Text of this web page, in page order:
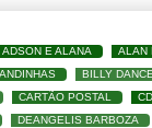
ADSON E ALANA
ALAN
BILLY
CARTÃO POSTAL
CD
DEANGELIS BARBOZA